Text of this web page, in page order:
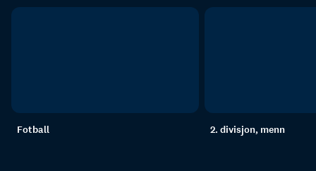
Fotball 2. divisjon, menn